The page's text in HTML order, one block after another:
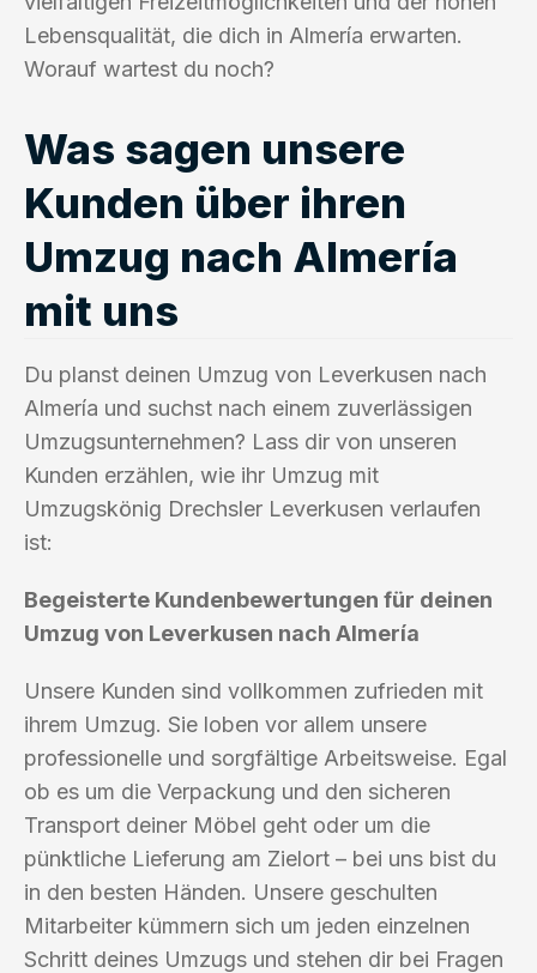
Lebensqualität, die dich in Almería erwarten.
Worauf wartest du noch?
Was sagen unsere
Kunden über ihren
Umzug nach Almería
mit uns
Du planst deinen Umzug von Leverkusen nach
Almería und suchst nach einem zuverlässigen
Umzugsunternehmen? Lass dir von unseren
Kunden erzählen, wie ihr Umzug mit
Umzugskönig Drechsler Leverkusen verlaufen
ist:
Begeisterte Kundenbewertungen für deinen
Umzug von Leverkusen nach Almería
Unsere Kunden sind vollkommen zufrieden mit
ihrem Umzug. Sie loben vor allem unsere
professionelle und sorgfältige Arbeitsweise. Egal
ob es um die Verpackung und den sicheren
Transport deiner Möbel geht oder um die
pünktliche Lieferung am Zielort – bei uns bist du
in den besten Händen. Unsere geschulten
Mitarbeiter kümmern sich um jeden einzelnen
Schritt deines Umzugs und stehen dir bei Fragen